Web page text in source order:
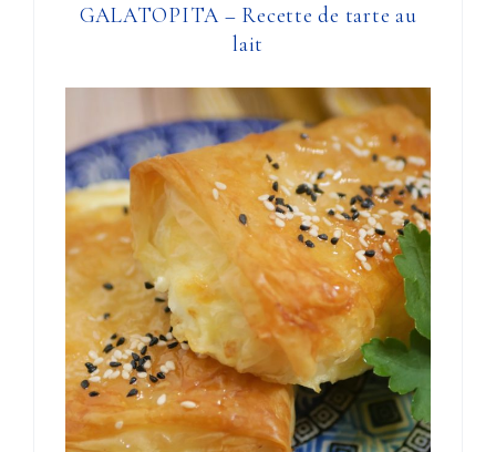
GALATOPITA – Recette de tarte au
lait